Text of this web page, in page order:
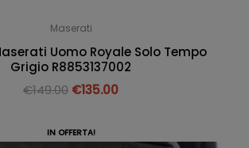
Maserati
Uomo Royale Solo Tempo
Grigio R8853137002
€149.00 €135.00
IN OFFERTA!